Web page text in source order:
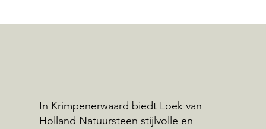
In Krimpenerwaard biedt Loek van
Holland Natuursteen stijlvolle en